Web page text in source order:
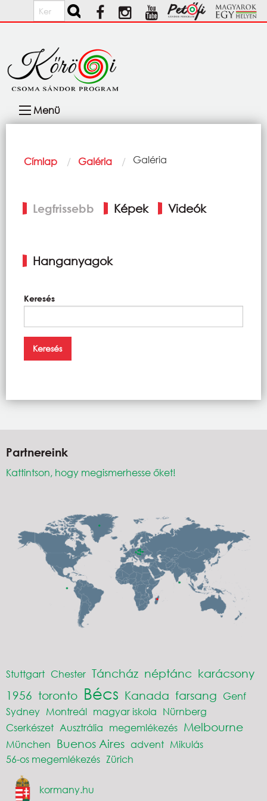
Ugrás a tartalomra
Keresés
navigáció
Menü
Morzsa
Címlap Galéria Current:
Galéria
fülek
Legfrissebb Képek Videók
Hanganyagok
Keresés
Partnereink
Kattintson, hogy megismerhesse őket!
Stuttgart Chester Táncház néptánc karácsony
1956 toronto Bécs Kanada farsang Genf
Sydney Montreál magyar iskola Nürnberg
Cserkészet Ausztrália megemlékezés Melbourne
München Buenos Aires advent Mikulás
56-os megemlékezés Zürich
kormany.hu